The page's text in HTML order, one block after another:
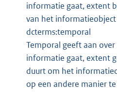
informatie gaat, extent
van het informatieobject
dcterms:temporal
Temporal geeft aan
informatie gaat, extent
duurt om het
op een andere manier